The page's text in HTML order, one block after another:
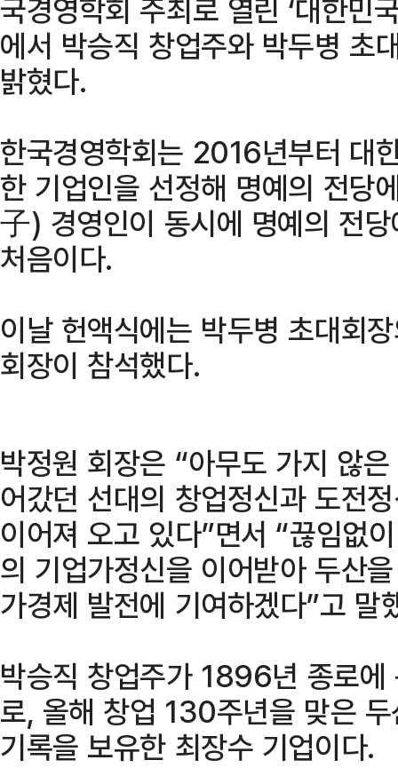
국경영학회 주최로 열린 ‘대한민
에서 박승직 창업주와 박두병 초
밝혔다.
한국경영학회는 2016년부터 대
한 기업인을 선정해 명예의 전당
子) 경영인이 동시에 명예의 전
처음이다.
이날 헌액식에는 박두병 초대회
회장이 참석했다.
박정원 회장은 “아무도 가지 않
어갔던 선대의 창업정신과 도전
이어져 오고 있다”면서 “끊임없
의 기업가정신을 이어받아 두산
가경제 발전에 기여하겠다”고 말
박승직 창업주가 1896년 종로에
로, 올해 창업 130주년을 맞은
기록을 보유한 최장수 기업이다.